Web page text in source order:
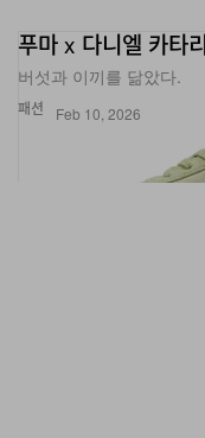
패션
푸마 x 다니엘 카타
버섯과 이끼를 닮았다.
Feb 10, 2026